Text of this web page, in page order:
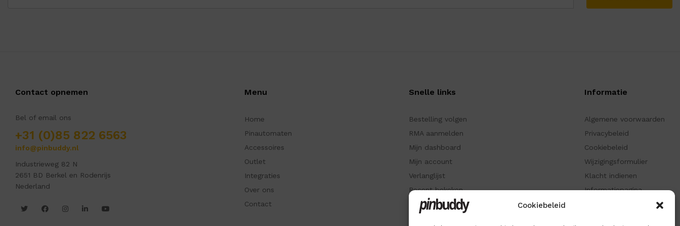
Cookiebeleid
Contact opnemen
Bel of email ons
+31 (0)85 822 6563
info@pinbuddy.nl
Industrieweg 82 N
2651 BD Berkel en Rodenrijs
Nederland
Menu
Home
Pinautomaten
Accessoires
Outlet
Integraties
Over ons
Contact
Snelle links
Bestelling volgen
RMA aanmelden
Mijn dashboard
Mijn account
Verlanglijst
Recent bekeken
Kennisbank
Informatie
Algemene voorwaarden
Privacybeleid
Cookiebeleid
Wijzigingsformulier
Klacht indienen
Informatiepagina